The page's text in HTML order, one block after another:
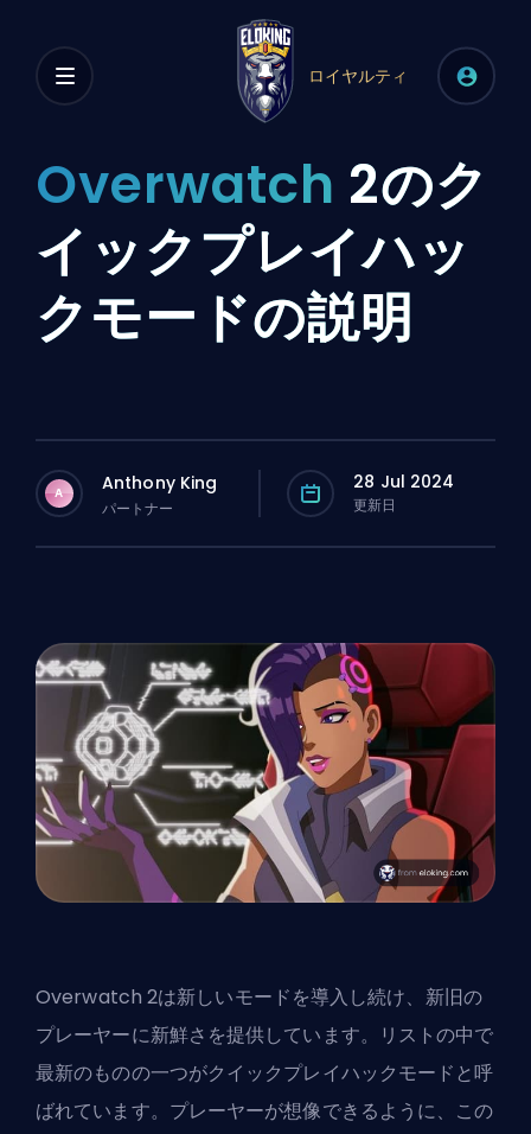
ロイヤルティ
Overwatch 2のク
イックプレイハッ
クモードの説明
A Anthony King
パートナー
28 Jul 2024
更新日
Overwatch 2は新しいモードを導入し続け、新旧の
プレーヤーに新鮮さを提供しています。リストの中で
最新のものの一つがクイックプレイハックモードと呼
ばれています。プレーヤーが想像できるように、この